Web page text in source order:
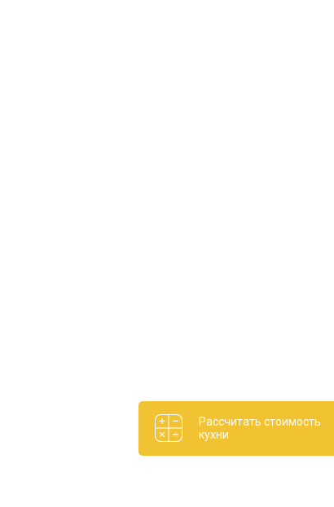
Рассчитать стоимость
кухни